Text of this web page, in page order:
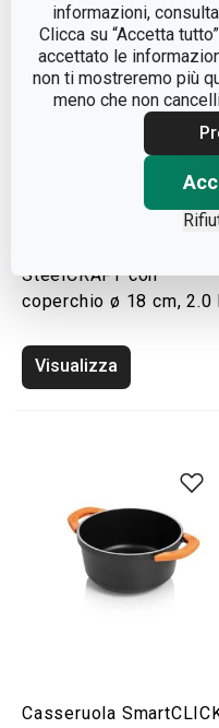
informazioni,
Clicca su “Accetta
accettato le
non ti mostreremo più
meno che non
SteelCRAFT con
coperchio ø 18 cm, 2.0
Visualizza
Casseruola